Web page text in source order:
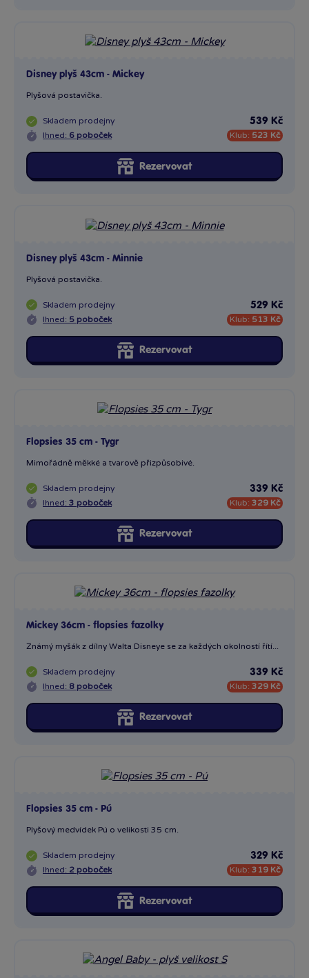
Disney plyš 43cm - Mickey
Plyšová postavička.
Skladem prodejny
Ihned: 6 poboček
539 Kč
Klub: 523 Kč
Rezervovat
Disney plyš 43cm - Minnie
Plyšová postavička.
Skladem prodejny
Ihned: 5 poboček
529 Kč
Klub: 513 Kč
Rezervovat
Flopsies 35 cm - Tygr
Mimořádně měkké a tvarově přizpůsobivé.
Skladem prodejny
Ihned: 3 poboček
339 Kč
Klub: 329 Kč
Rezervovat
Mickey 36cm - flopsies fazolky
Známý myšák z dílny Walta Disneye se za každých okolností řítí...
Skladem prodejny
Ihned: 8 poboček
339 Kč
Klub: 329 Kč
Rezervovat
Flopsies 35 cm - Pú
Plyšový medvídek Pú o velikosti 35 cm.
Skladem prodejny
Ihned: 2 poboček
329 Kč
Klub: 319 Kč
Rezervovat